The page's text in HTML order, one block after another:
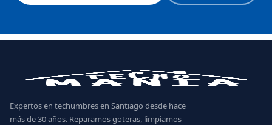
Expertos en techumbres en Santiago desde hace
más de 30 años. Reparamos goteras, limpiamos